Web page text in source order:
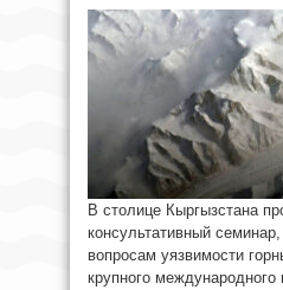
В столице Кыргызстана
консультативный
вопросам уязвимости
крупного международного